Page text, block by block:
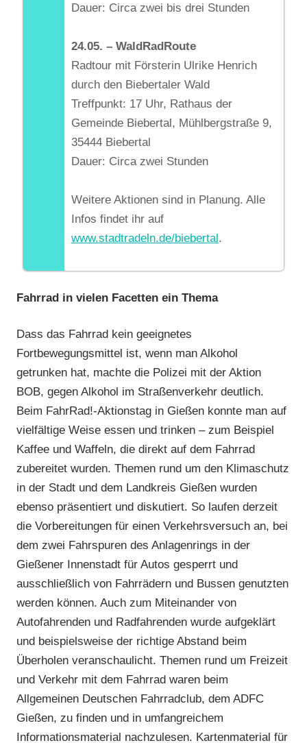
Dauer: Circa zwei bis drei Stunden
24.05. – WaldRadRoute
Radtour mit Försterin Ulrike Henrich
durch den Biebertaler Wald
Treffpunkt: 17 Uhr, Rathaus der
Gemeinde Biebertal, Mühlbergstraße 9,
35444 Biebertal
Dauer: Circa zwei Stunden
Weitere Aktionen sind in Planung. Alle
Infos findet ihr auf
www.stadtradeln.de/biebertal.
Fahrrad in vielen Facetten ein Thema
Dass das Fahrrad kein geeignetes
Fortbewegungsmittel ist, wenn man Alkohol
getrunken hat, machte die Polizei mit der Aktion
BOB, gegen Alkohol im Straßenverkehr deutlich.
Beim FahrRad!-Aktionstag in Gießen konnte man auf
vielfältige Weise essen und trinken – zum Beispiel
Kaffee und Waffeln, die direkt auf dem Fahrrad
zubereitet wurden. Themen rund um den Klimaschutz
in der Stadt und dem Landkreis Gießen wurden
ebenso präsentiert und diskutiert. So laufen derzeit
die Vorbereitungen für einen Verkehrsversuch an, bei
dem zwei Fahrspuren des Anlagenrings in der
Gießener Innenstadt für Autos gesperrt und
ausschließlich von Fahrrädern und Bussen genutzten
werden können. Auch zum Miteinander von
Autofahrenden und Radfahrenden wurde aufgeklärt
und beispielsweise der richtige Abstand beim
Überholen veranschaulicht. Themen rund um Freizeit
und Verkehr mit dem Fahrrad waren beim
Allgemeinen Deutschen Fahrradclub, dem ADFC
Gießen, zu finden und in umfangreichem
Informationsmaterial nachzulesen. Kartenmaterial für